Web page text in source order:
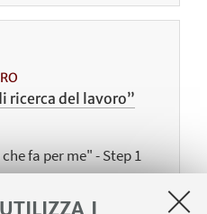
I
ricerca del lavoro”
fa per me" - Step 1